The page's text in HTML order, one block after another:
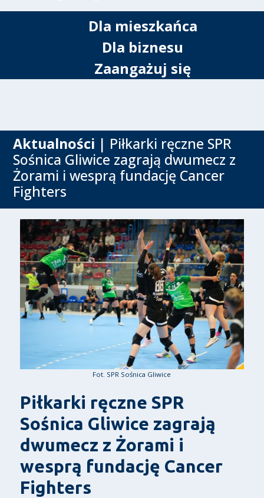
Dla mieszkańca
Dla biznesu
Zaangażuj się
Aktualności | Piłkarki ręczne SPR
Sośnica Gliwice zagrają dwumecz z
Żorami i wesprą fundację Cancer
Fighters
Fot. SPR Sośnica Gliwice
Piłkarki ręczne SPR
Sośnica Gliwice zagrają
dwumecz z Żorami i
wesprą fundację Cancer
Fighters